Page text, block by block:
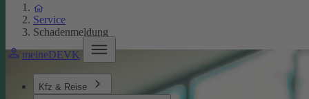
meineDEVK
Kfz & Reise
Service
Schadenmeldung